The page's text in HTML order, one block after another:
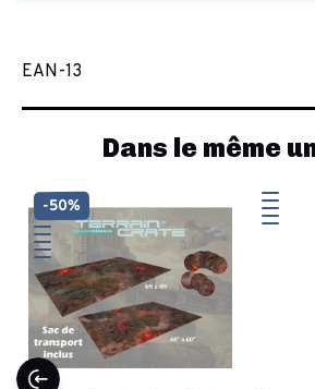
EAN-13
Dans le même
-50%